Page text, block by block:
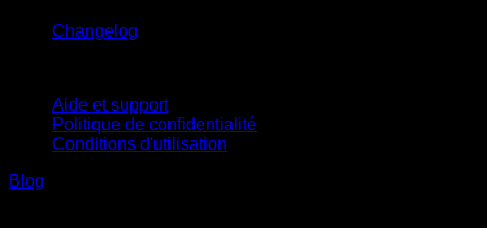
Changelog
Aide et support
Politique de confidentialité
Conditions d'utilisation
Blog